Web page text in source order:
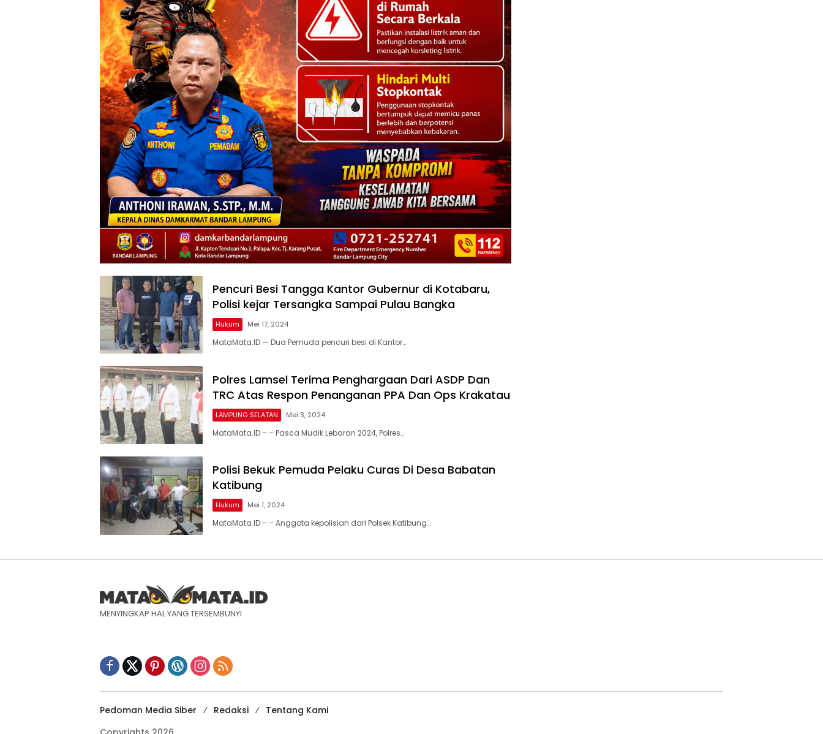
Pencuri Besi Tangga Kantor Gubernur di Kotabaru,
Polisi kejar Tersangka Sampai Pulau Bangka
Hukum Mei 17, 2024
MataMata.ID — Dua Pemuda pencuri besi di Kantor…
Polres Lamsel Terima Penghargaan Dari ASDP Dan
TRC Atas Respon Penanganan PPA Dan Ops Krakatau
LAMPUNG SELATAN Mei 3, 2024
MataMata.ID – – Pasca Mudik Lebaran 2024, Polres…
Polisi Bekuk Pemuda Pelaku Curas Di Desa Babatan
Katibung
Hukum Mei 1, 2024
MataMata.ID – – Anggota kepolisian dari Polsek Katibung…
MENYINGKAP HAL YANG TERSEMBUNYI
Pedoman Media Siber Redaksi
Tentang Kami